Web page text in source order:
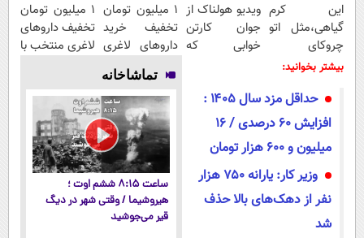
این کرم
گیاهی،مثل اتو
چروکای
پوستتوصاف
ویدیو هولناک از
جوان کارتن
خوابی که
1 میلیون تومان
تخفیف خرید
داروهای لاغری
با ارسال از
داروخانه و پک
یخ!
۱ میلیون تومان
تخفیف داروهای
لاغری منتخب با
نزدیکت
بیشتر بخوانید:
حداقل‌ مزد سال ۱۴۰۵ :
افزایش 60 درصدی / 16
میلیون و 600 هزار تومان
وزیر کار: یارانه ۷۵۰ هزار
نفر از دهک‌های بالا حذف
شد
تماشاخانه
ساعت ۸:۱۵ ششم اوت ؛
هیروشیما / وقتی شهر در دیگ
قیر می‌جوشید